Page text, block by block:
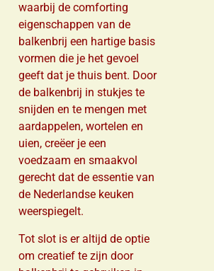
waarbij de comforting
eigenschappen van de
balkenbrij een hartige basis
vormen die je het gevoel
geeft dat je thuis bent. Door
de balkenbrij in stukjes te
snijden en te mengen met
aardappelen, wortelen en
uien, creëer je een
voedzaam en smaakvol
gerecht dat de essentie van
de Nederlandse keuken
weerspiegelt.
Tot slot is er altijd de optie
om creatief te zijn door